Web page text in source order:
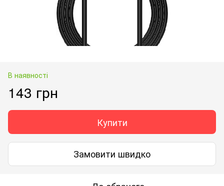
В наявності
143 грн
Купити
Замовити швидко